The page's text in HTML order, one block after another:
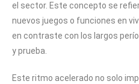
el sector. Este concepto se
nuevos juegos o funciones en
en contraste con los largos
y prueba.
Este ritmo acelerado no solo